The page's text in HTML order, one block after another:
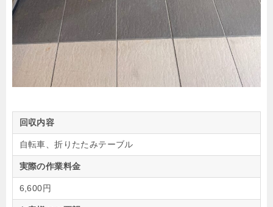
回収内容
自転車、折りたたみテーブル
実際の作業料金
6,600円